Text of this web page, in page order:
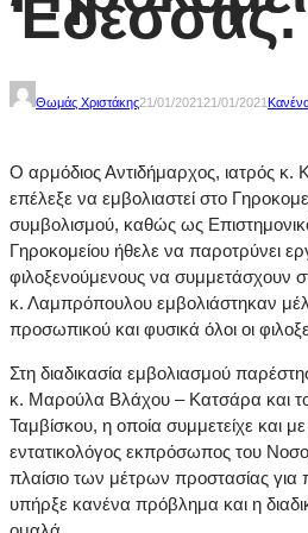
Έδεσσας.
Θωμάς Χριστάκης21/01/2021 21/01/2021
Ο αρμόδιος Αντιδήμαρχος, ιατρός
επέλεξε να εμβολιαστεί στο
συμβολισμού, καθώς ως
Γηροκομείου ήθελε να παροτρύνει
φιλοξενούμενους να συμμετάσχουν
κ. Λαμπρόπουλου εμβολιάστηκαν
προσωπικού και φυσικά όλοι οι
Στη διαδικασία εμβολιασμού
κ. Μαρούλα Βλάχου – Κατσάρα και
Ταμβίσκου, η οποία συμμετείχε και με
εντατικολόγος εκπρόσωπος του
πλαίσιο των μέτρων προστασίας για
υπήρξε κανένα πρόβλημα και η